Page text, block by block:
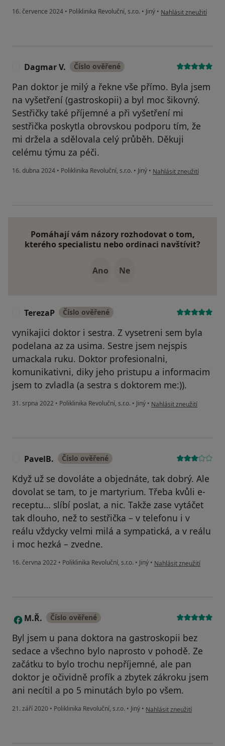
16. července 2024 • Poliklinika Revoluční, s.r.o. • Jiný • podle názoru
Nahlásit zneužití
Dagmar V. Číslo ověřené
Pan doktor je milý a řekne vše přímo. Byla jsem
na vyšetření (gastroskopii) a byl moc šikovný.
Sestřičky také příjemné a při vyšetření mi
sestřička poskytla obrovskou podporu tím, že
mi držela a sdělovala celý průběh. Děkuji
celému týmu za péči.
16. dubna 2024 • Poliklinika Revoluční, s.r.o. • Jiný • podle názoru uživatele
Nahlásit zneužití
Pomáhají vám názory rozhodovat o tom,
kterého specialistu nebo ordinaci navštívit?
Ano Ne
TerezaP Číslo ověřené
vynikajici doktor i sestra. Z vysetreni sem byla
podelana az za usima. Sestre jsem nejspis
umackala ruku. Doktor profesionalni,
komunikativni, diky jeho pristupu a informacim
jsem to zvladla (a sestra s doktorem me:)).
31. srpna 2022 • Poliklinika Revoluční, s.r.o. • Jiný • podle názoru uživatele
Nahlásit zneužití
PavelB. Číslo ověřené
Když už se dovoláte a objednáte, tak dobrý. Ale
dovolat se tam, to je martyrium. Třeba kvůli e-
receptu… slíbí poslat, a nic. Takže zase vytáčet
tak dlouho, než to sestřička – v telefonu i v
reálu vždycky velmi milá a sympatická, a v reálu
i moc hezká – zvedne.
16. června 2022 • Poliklinika Revoluční, s.r.o. • Jiný • podle názoru uživatele
Nahlásit zneužití
M M.Ř. Číslo ověřené
Byl jsem u pana doktora na gastroskopii bez
sedace a všechno bylo naprosto v pohodě. Ze
začátku to bylo trochu nepříjemné, ale pan
doktor je očividně profík a zbytek zákroku jsem
ani necítil a po 5 minutách bylo po všem.
21. září 2020 • Poliklinika Revoluční, s.r.o. • Jiný • podle názoru uživatele M.Ř.
Nahlásit zneužití